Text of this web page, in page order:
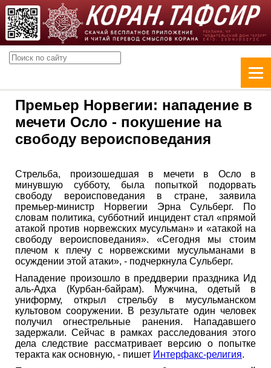
Премьер Норвегии: нападение в
мечети Осло - покушение на
свободу вероисповедания
Стрельба, произошедшая в мечети в Осло в
минувшую субботу, была попыткой подорвать
свободу вероисповедания в стране, заявила
премьер-министр Норвегии Эрна Сульберг. По
словам политика, субботний инцидент стал «прямой
атакой против норвежских мусульман» и «атакой на
свободу вероисповедания». «Сегодня мы стоим
плечом к плечу с норвежскими мусульманами в
осуждении этой атаки», - подчеркнула Сульберг.
Нападение произошло в преддверии праздника Ид
аль-Адха (Курбан-байрам). Мужчина, одетый в
униформу, открыл стрельбу в мусульманском
культовом сооружении. В результате один человек
получил огнестрельные ранения. Нападавшего
задержали. Сейчас в рамках расследования этого
дела следствие рассматривает версию о попытке
теракта как основную, - пишет Интерфакс-религия.